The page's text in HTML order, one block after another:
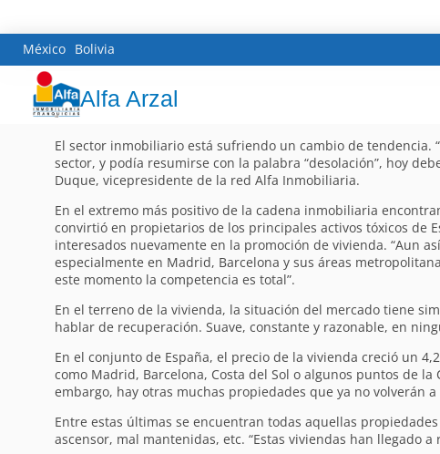
México Bolivia
Alfa Arzal
El sector inmobiliario está sufriendo un cambio de tendencia.
sector, y podía resumirse con la palabra “desolación”, hoy
Duque, vicepresidente de la red Alfa Inmobiliaria.
En el extremo más positivo de la cadena inmobiliaria
convirtió en propietarios de los principales activos tóxicos de
interesados nuevamente en la promoción de vivienda. “Aun
especialmente en Madrid, Barcelona y sus áreas
este momento la competencia es total”.
En el terreno de la vivienda, la situación del mercado tiene
hablar de recuperación. Suave, constante y razonable, en
En el conjunto de España, el precio de la vivienda creció un
como Madrid, Barcelona, Costa del Sol o algunos puntos de
embargo, hay otras muchas propiedades que ya no volverán
Entre estas últimas se encuentran todas aquellas
ascensor, mal mantenidas, etc. “Estas viviendas han llegado